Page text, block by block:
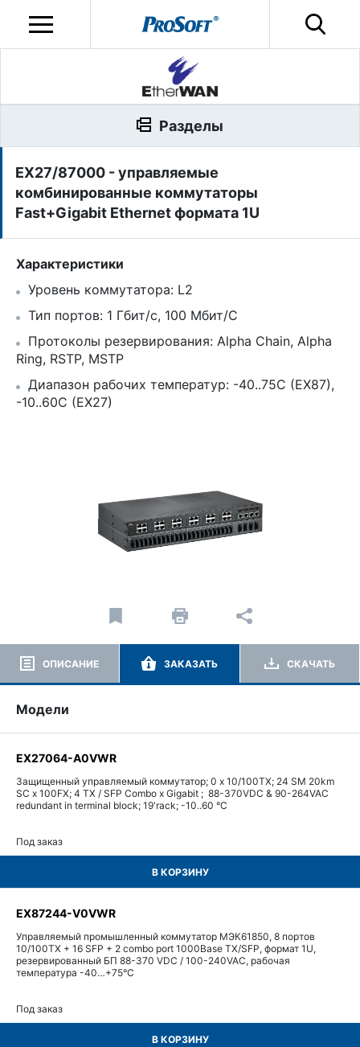
EX27/87000 - управляемые
комбинированные коммутаторы
Fast+Gigabit Ethernet формата 1U
Характеристики
Уровень коммутатора: L2
Тип портов: 1 Гбит/c, 100 Мбит/С
Протоколы резервирования: Alpha Chain, Alpha
Ring, RSTP, MSTP
Диапазон рабочих температур: -40..75C (EX87),
-10..60C (EX27)
ОПИСАНИЕ ЗАКАЗАТЬ СКАЧАТЬ
Модели
EX27064-A0VWR
Защищенный управляемый коммутатор; 0 x 10/100TX; 24 SM 20km
SC x 100FX; 4 TX / SFP Combo x Gigabit ; 88-370VDC & 90-264VAC
redundant in terminal block; 19'rack; -10..60 °C
Под заказ
В КОРЗИНУ
EX87244-V0VWR
Управляемый промышленный коммутатор МЭК61850, 8 портов
10/100TX + 16 SFP + 2 combo port 1000Base TX/SFP, формат 1U,
резервированный БП 88-370 VDC / 100-240VAC, рабочая
температура -40…+75°С
Под заказ
В КОРЗИНУ
Разделы